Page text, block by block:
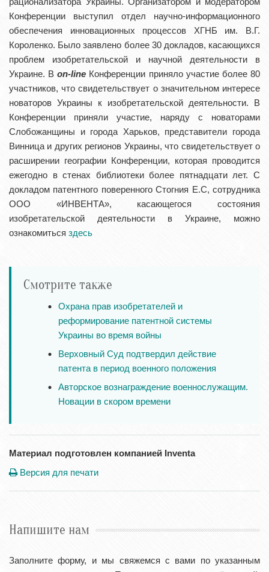
Конференции выступил отдел научно-информационного
обеспечения инновационных процессов ХГНБ им. В.Г.
Короленко. Было заявлено более 30 докладов, касающихся
проблем изобретательской и научной деятельности в
Украине. Вon-line Конференции приняло участие более 80
участников, что свидетельствует о значительном интересе
новаторов Украины к изобретательской деятельности. В
Конференции приняли участие, наряду с новаторами
Слобожанщины и города Харьков, представители города
Винница и других регионов Украины, что свидетельствует о
расширении географии Конференции, которая проводится
ежегодно в стенах библиотеки более пятнадцати лет. С
докладом патентного поверенного Стогния Е.С, сотрудника
ООО «ИНВЕНТА», касающегося состояния
изобретательской деятельности в Украине, можно
ознакомиться здесь
Смотрите также
Охрана прав изобретателей и
реформирование патентной системы
Украины во время войны
Верховный Суд подтвердил действие
патента в период военного положения
Авторское вознаграждение военнослужащим.
Новации в скором времени
Материал подготовлен компанией Inventa
Версия для печати
Напишите нам
Заполните форму, и мы свяжемся с вами по указанным